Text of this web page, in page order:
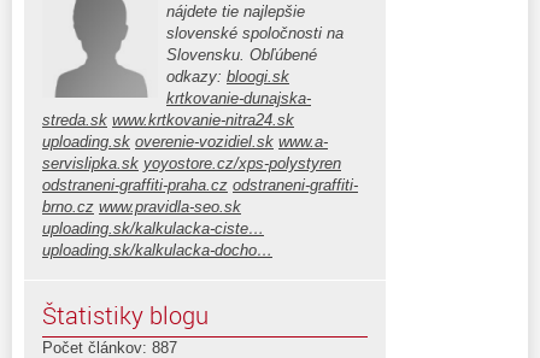
nájdete tie najlepšie
slovenské spoločnosti na
Slovensku. Obľúbené
odkazy: bloogi.sk
krtkovanie-dunajska-
streda.sk www.krtkovanie-nitra24.sk
uploading.sk overenie-vozidiel.sk www.a-
servislipka.sk yoyostore.cz/xps-polystyren
odstraneni-graffiti-praha.cz odstraneni-graffiti-
brno.cz www.pravidla-seo.sk
uploading.sk/kalkulacka-ciste…
uploading.sk/kalkulacka-docho…
Štatistiky blogu
Počet článkov: 887